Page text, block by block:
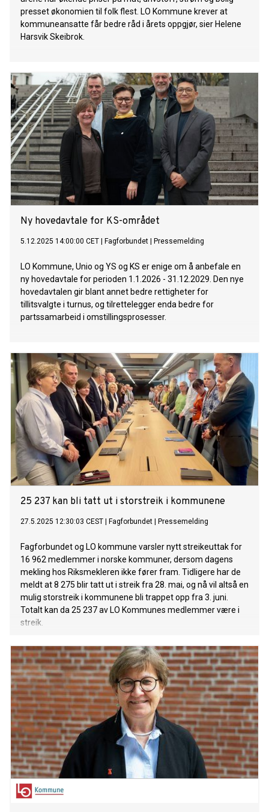
presset økonomien til folk flest. LO Kommune krever at
kommuneansatte får bedre råd i årets oppgjør, sier Helene
Harsvik Skeibrok.
Ny hovedavtale for KS-området
5.12.2025 14:00:00 CET Fagforbundet Pressemelding
LO Kommune, Unio og YS og KS er enige om å anbefale en
ny hovedavtale for perioden 1.1.2026 - 31.12.2029. Den nye
hovedavtalen gir blant annet bedre rettigheter for
tillitsvalgte i turnus, og tilrettelegger enda bedre for
partssamarbeid i omstillingsprosesser.
25 237 kan bli tatt ut i storstreik i kommunene
27.5.2025 12:30:03 CEST Fagforbundet Pressemelding
Fagforbundet og LO kommune varsler nytt streikeuttak for
16 962 medlemmer i norske kommuner, dersom dagens
mekling hos Riksmekleren ikke fører fram. Tidligere har de
meldt at 8 275 blir tatt ut i streik fra 28. mai, og nå vil altså en
mulig storstreik i kommunene bli trappet opp fra 3. juni.
Totalt kan da 25 237 av LO Kommunes medlemmer være i
streik.